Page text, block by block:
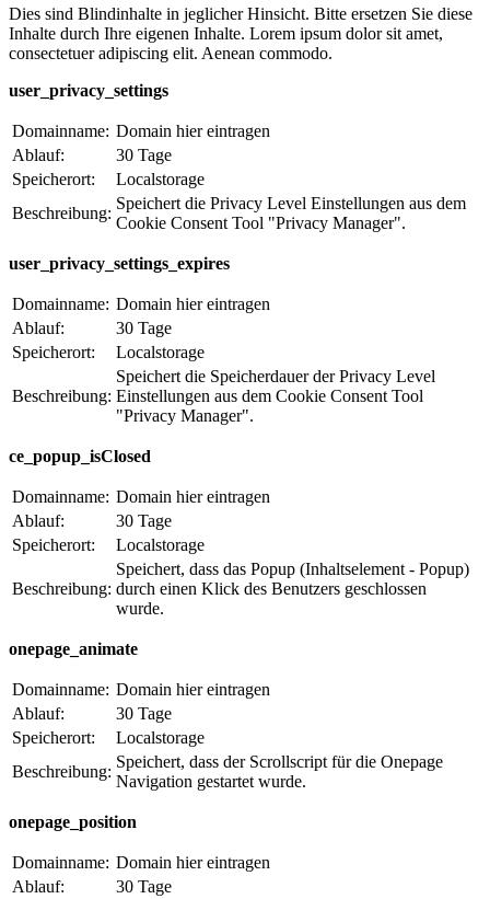
Dies sind Blindinhalte in jeglicher Hinsicht. Bitte ersetzen Sie diese
Inhalte durch Ihre eigenen Inhalte. Lorem ipsum dolor sit amet,
consectetuer adipiscing elit. Aenean commodo.
user_privacy_settings
Domainname: Domain hier eintragen
Ablauf:
30 Tage
Speicherort:
Localstorage
Beschreibung:
Speichert die Privacy Level Einstellungen aus dem
Cookie Consent Tool "Privacy Manager".
user_privacy_settings_expires
Domainname: Domain hier eintragen
Ablauf:
30 Tage
Speicherort:
Localstorage
Beschreibung:
Speichert die Speicherdauer der Privacy Level
Einstellungen aus dem Cookie Consent Tool
"Privacy Manager".
ce_popup_isClosed
Domainname: Domain hier eintragen
Ablauf:
30 Tage
Speicherort:
Localstorage
Beschreibung:
Speichert, dass das Popup (Inhaltselement - Popup)
durch einen Klick des Benutzers geschlossen
wurde.
onepage_animate
Domainname: Domain hier eintragen
Ablauf:
30 Tage
Speicherort:
Localstorage
Beschreibung:
Speichert, dass der Scrollscript für die Onepage
Navigation gestartet wurde.
onepage_position
Domainname: Domain hier eintragen
Ablauf:
30 Tage